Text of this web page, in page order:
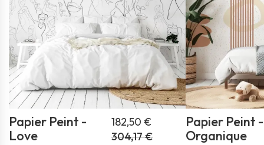
Papier Peint -
Love
182,50 €
304,17 €
Papier Peint -
Organique